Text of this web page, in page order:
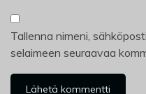
Tallenna nimeni,
selaimeen seuraavaa